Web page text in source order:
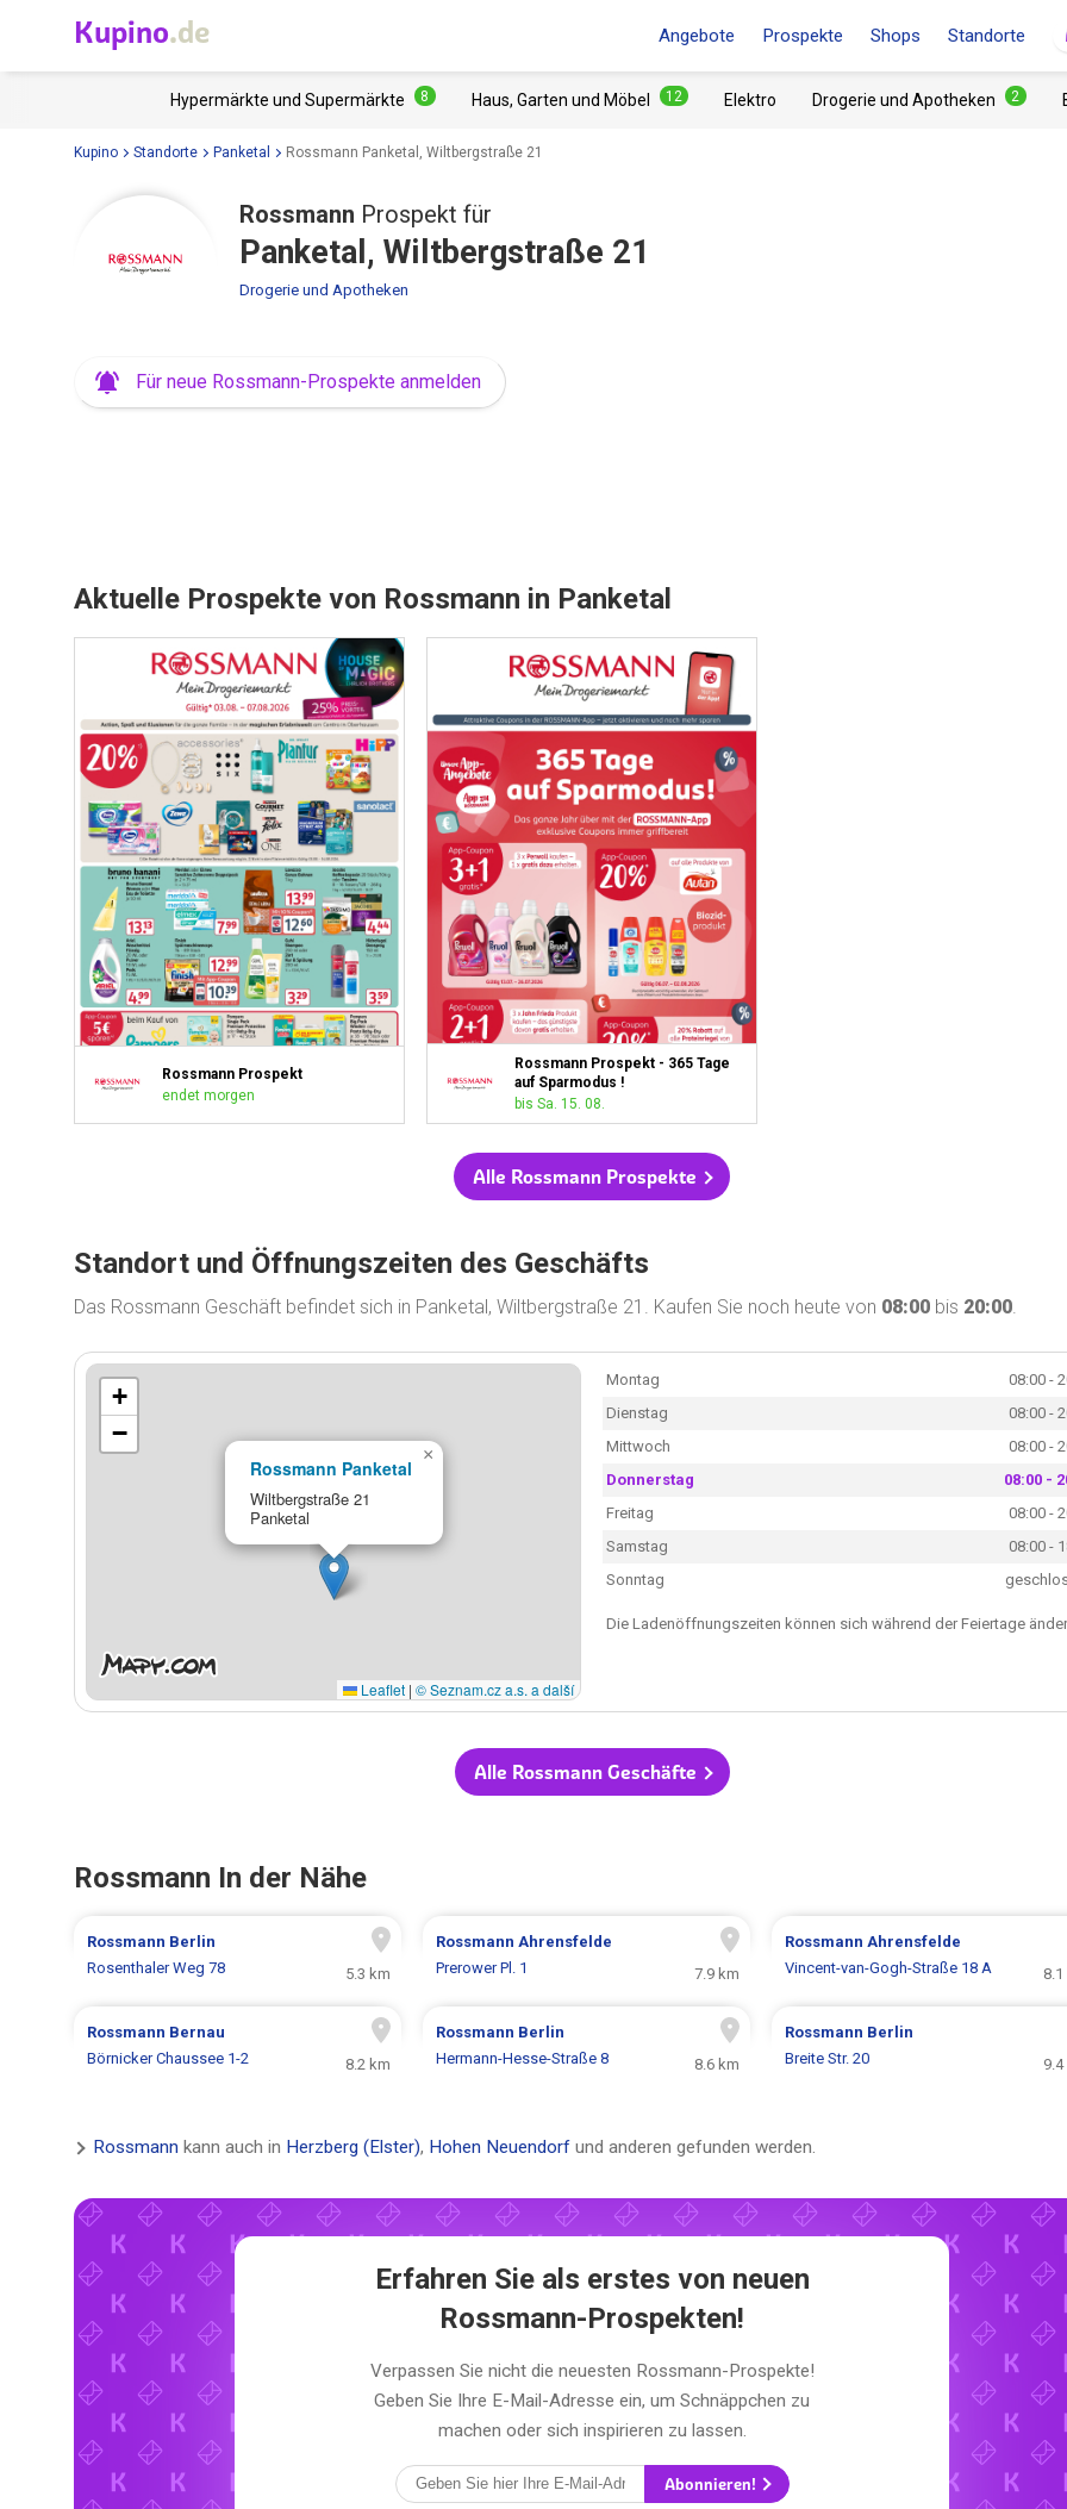
Kupino.de Angebote Prospekte Shops Standorte
Hypermärkte und Supermärkte 8 Haus, Garten und Möbel 12 Elektro Drogerie und Apotheken 2
Kupino Standorte Panketal Rossmann Panketal, Wiltbergstraße 21
Rossmann Prospekt für
Panketal, Wiltbergstraße 21
Drogerie und Apotheken
Für neue Rossmann-Prospekte anmelden
Aktuelle Prospekte von Rossmann in Panketal
Rossmann Prospekt
endet morgen
Rossmann Prospekt - 365 Tage
auf Sparmodus !
bis Sa. 15. 08.
Alle Rossmann Prospekte
Standort und Öffnungszeiten des Geschäfts
Das Rossmann Geschäft befindet sich in Panketal, Wiltbergstraße 21. Kaufen Sie noch heute von 08:00 bis 20:00.
Rossmann Panketal
Wiltbergstraße 21
Panketal
×
+
−
Leaflet | © Seznam.cz a.s. a další
Montag
08:00 -
Dienstag
08:00 -
Mittwoch
08:00 -
Donnerstag
08:00 -
Freitag
08:00 -
Samstag
08:00 -
Sonntag
Die Ladenöffnungszeiten können sich während der Feiertage
Alle Rossmann Geschäfte
Rossmann In der Nähe
Rossmann Berlin
Rosenthaler Weg 78
5.3 km
Rossmann Ahrensfelde
Prerower Pl. 1
7.9 km
Rossmann Ahrensfelde
Vincent-van-Gogh-Straße 18 A
Rossmann Bernau
Börnicker Chaussee 1-2
8.2 km
Rossmann Berlin
Hermann-Hesse-Straße 8
8.6 km
Rossmann Berlin
Breite Str. 20
Rossmann kann auch in Herzberg (Elster), Hohen Neuendorf und anderen gefunden werden.
Erfahren Sie als erstes von neuen
Rossmann-Prospekten!
Verpassen Sie nicht die neuesten Rossmann-Prospekte!
Geben Sie Ihre E-Mail-Adresse ein, um Schnäppchen zu
machen oder sich inspirieren zu lassen.
Abonnieren!